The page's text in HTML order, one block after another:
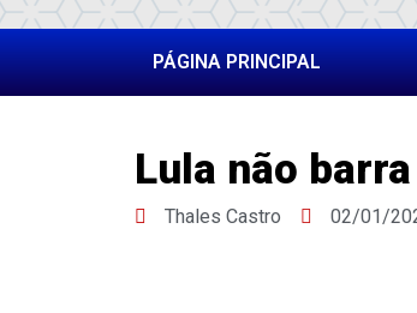
PÁGINA PRINCIPAL
Lula não
Thales Castro 02/01/